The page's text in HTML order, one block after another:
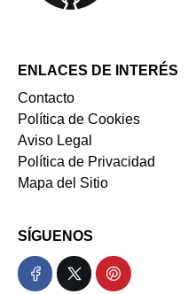
ENLACES DE INTERÉS
Contacto
Política de Cookies
Aviso Legal
Política de Privacidad
Mapa del Sitio
SÍGUENOS